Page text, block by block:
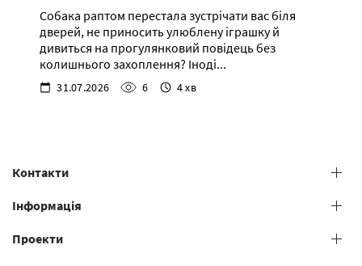
Собака раптом перестала зустрічати вас біля
дверей, не приносить улюблену іграшку й
дивиться на прогулянковий повідець без
колишнього захоплення? Іноді...
31.07.2026 6 4 хв
Контакти
+38 (073) 606 74 43 Grooming
Інформація
Загальні умови надання послуг
Проекти